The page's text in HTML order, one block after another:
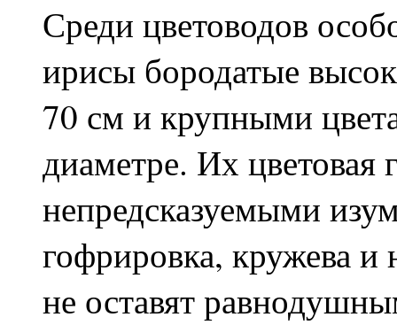
Среди цветоводов
ирисы бородатые
70 см и крупными
диаметре. Их цветовая
непредсказуемыми
гофрировка, кружева
не оставят